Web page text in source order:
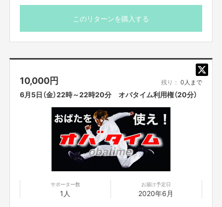
当日は、動きやすい格好且つ、畳1畳分のスペースのある
ところでご参加ください。
＊また、配信のURLは、入金されて以降、配信前々日の間
までにはお送りをさせて頂きます。よろしくお願いいたし
ます。
プロジェクト本文の末尾に記載されている【ご支援にあ
たってのご注意事項】を必ずご一読ください。
このリターンを購入する
10,000円 残り： 0人まで
6月5日（金）22時～22時20分 オバタイム利用権（20分）
サポーター数
1人
お届け予定日
2020年6月